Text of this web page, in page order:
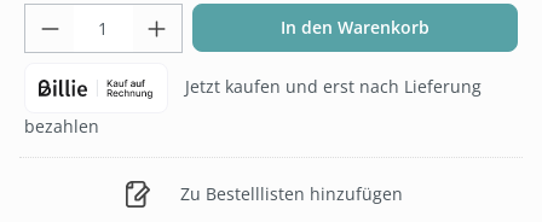
Produkt Anzahl: Gib den gewünschten
In den Warenkorb
Jetzt kaufen und erst nach Lieferung
bezahlen
Zu Bestelllisten hinzufügen